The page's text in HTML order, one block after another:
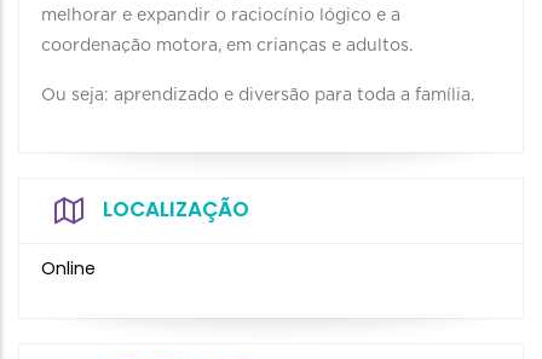
melhorar e expandir o raciocínio lógico e a
coordenação motora, em crianças e adultos.
Ou seja: aprendizado e diversão para toda a família.
LOCALIZAÇÃO
Online